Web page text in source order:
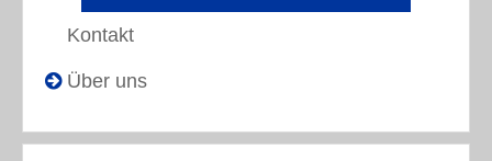
Kontakt
Über uns